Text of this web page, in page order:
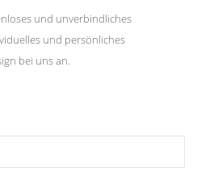
und unverbindliches
und persönliches
bei uns an.